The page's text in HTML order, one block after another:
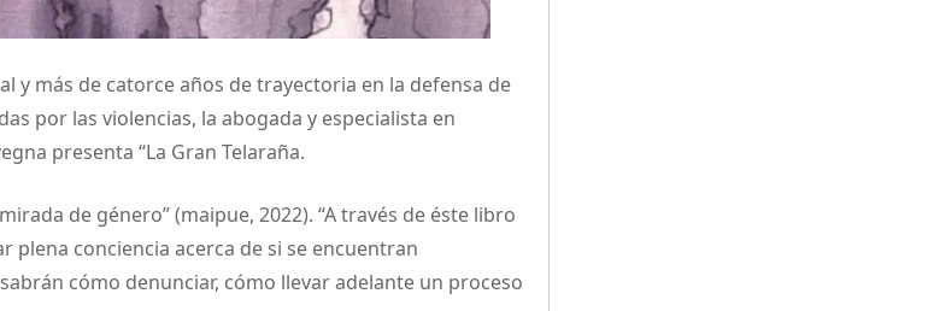
y más de catorce años de trayectoria en la defensa de
por las violencias, la abogada y especialista en
presenta “La Gran Telaraña.
de género” (maipue, 2022). “A través de éste libro
plena conciencia acerca de si se encuentran
cómo denunciar, cómo llevar adelante un proceso